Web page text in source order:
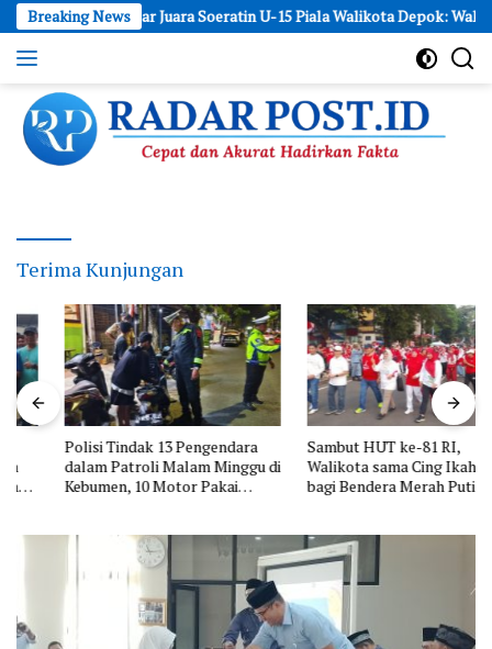
Skip
to
content
Breaking News
Raih Gelar Juara Soeratin U-15 Piala Walikota Depok: Wakili Depok
dan
Akurat
Hadirkan
Fakta
Terima Kunjungan
Polisi Tindak 13 Pengendara
dalam Patroli Malam Minggu di
Kebumen, 10 Motor Pakai
Sambut HUT ke-81 RI,
Walikota sama Cing Ikah Bagi-
bagi Bendera Merah Putih CFD